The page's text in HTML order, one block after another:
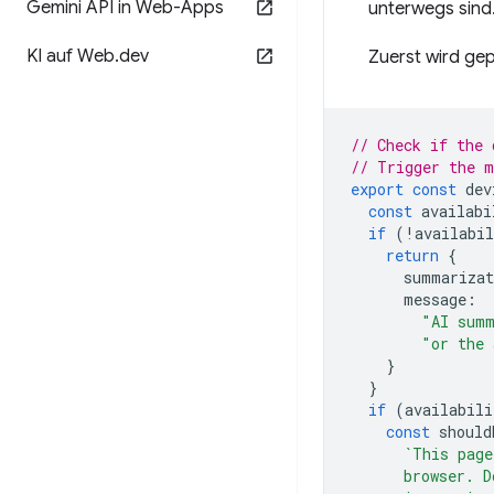
Gemini API in Web-Apps
KI auf Web.dev
unterwegs
Zuerst wird
// Check if the
// Trigger the
export const
const
if ( !
return {
message :
"AI
"or the
}
}
if (
const
`This
browser.